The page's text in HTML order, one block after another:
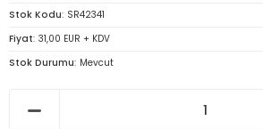
Stok Kodu SR42341
Fiyat 31,00 EUR + KDV
Stok Durumu Mevcut